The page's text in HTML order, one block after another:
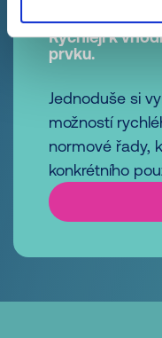
Rychleji k
prvku.
Jednoduše si
možností
normové řady,
konkrétního